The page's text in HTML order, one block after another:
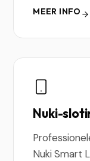
MEER INFO
Nuki-
Nuki Smart